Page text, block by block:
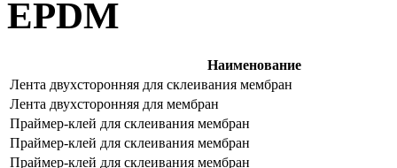
EPDM
Наименование
Лента двухсторонняя для склеивания мембран
Лента двухсторонняя для мембран
Праймер-клей для склеивания мембран
Праймер-клей для склеивания мембран
Праймер-клей для склеивания мембран